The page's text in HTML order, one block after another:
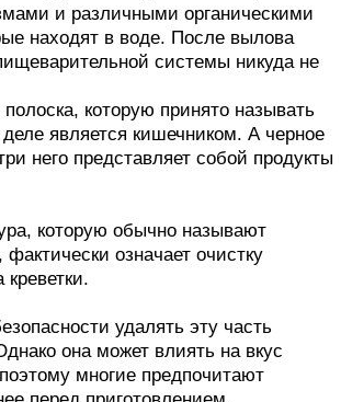
и различными органическими
находят в воде. После вылова
системы никуда не
которую принято называть
является кишечником. А черное
него представляет собой продукты
которую обычно называют
означает очистку
креветки.
удалять эту часть
она может влиять на вкус
многие предпочитают